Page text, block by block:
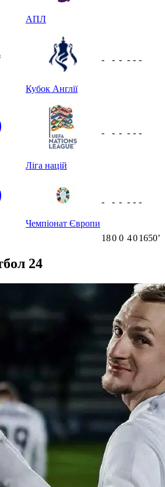
АПЛ
Кубок Англії
- - - - - -
Ліга націй
- - - - - -
Чемпіонат Європи
- - - - - -
180 0 401650ʼ
24